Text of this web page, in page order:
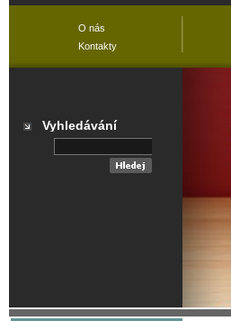
O nás
Kontakty
Vyhledávání